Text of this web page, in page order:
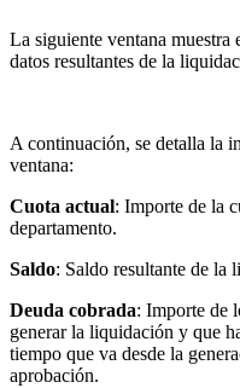
La siguiente ventana muestra
datos resultantes de la
A continuación, se detalla la
ventana:
Cuota actual: Importe de la
departamento.
Saldo: Saldo resultante de la
Deuda cobrada: Importe de
generar la liquidación y que
tiempo que va desde la
aprobación.